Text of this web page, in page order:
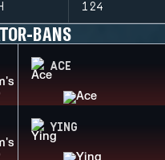
124
BANS
ACE
YING